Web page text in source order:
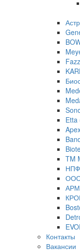
Etta
TM
НПФ
ООО
Контакты
Вакансии